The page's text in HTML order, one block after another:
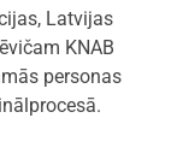
Latvijas
KNAB
personas